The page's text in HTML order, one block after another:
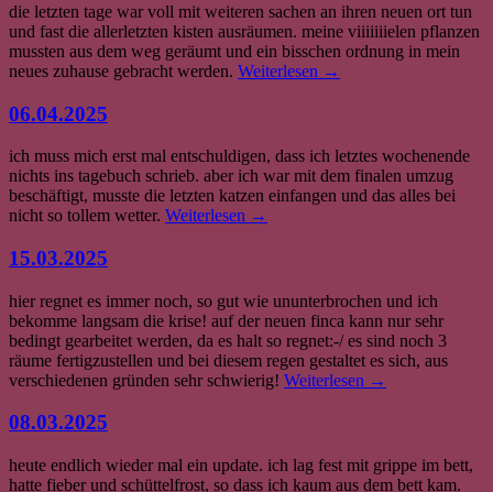
die letzten tage war voll mit weiteren sachen an ihren neuen ort tun
und fast die allerletzten kisten ausräumen. meine viiiiiiielen pflanzen
mussten aus dem weg geräumt und ein bisschen ordnung in mein
neues zuhause gebracht werden. Weiterlesen →
06.04.2025
ich muss mich erst mal entschuldigen, dass ich letztes wochenende
nichts ins tagebuch schrieb. aber ich war mit dem finalen umzug
beschäftigt, musste die letzten katzen einfangen und das alles bei
nicht so tollem wetter. Weiterlesen →
15.03.2025
hier regnet es immer noch, so gut wie ununterbrochen und ich
bekomme langsam die krise! auf der neuen finca kann nur sehr
bedingt gearbeitet werden, da es halt so regnet:-/ es sind noch 3
räume fertigzustellen und bei diesem regen gestaltet es sich, aus
verschiedenen gründen sehr schwierig! Weiterlesen →
08.03.2025
heute endlich wieder mal ein update. ich lag fest mit grippe im bett,
hatte fieber und schüttelfrost, so dass ich kaum aus dem bett kam.